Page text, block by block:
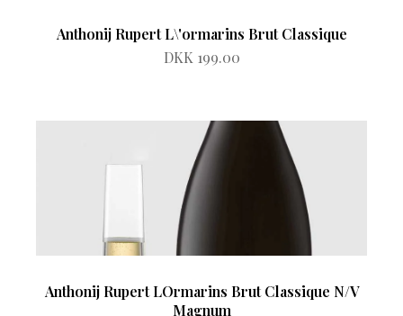
Anthonij Rupert L\'ormarins Brut Classique
DKK 199.00
Anthonij Rupert LOrmarins Brut Classique N/V
Magnum